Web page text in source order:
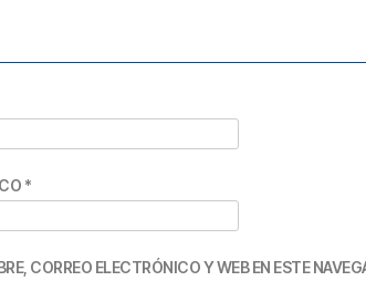
*
CORREO ELECTRÓNICO Y WEB EN ESTE